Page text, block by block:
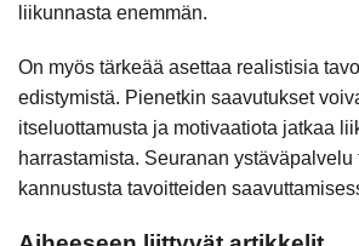
liikunnasta enemmän.
On myös tärkeää asettaa realistisia
edistymistä. Pienetkin saavutukset
itseluottamusta ja motivaatiota jatkaa
harrastamista. Seuranan ystäväpalvelu
kannustusta tavoitteiden